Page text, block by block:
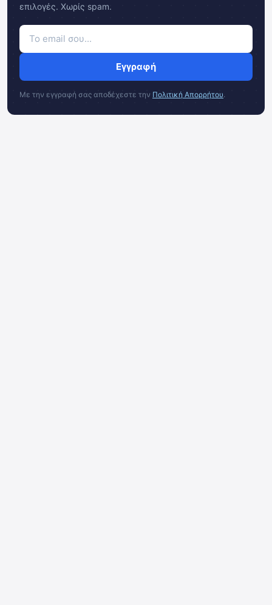
επιλογές. Χωρίς spam.
Εγγραφή
Με την εγγραφή σας αποδέχεστε την Πολιτική Απορρήτου.